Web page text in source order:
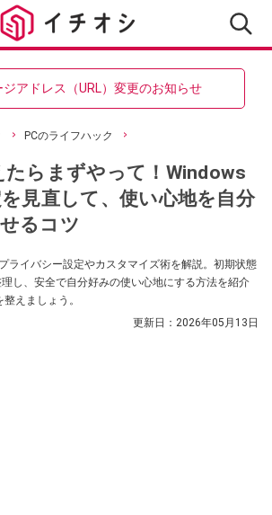
ジアドレス（URL）変更のお知らせ
PCのライフハック
たらまずやって！Windows
見直して、使い心地を自分
るコツ
ライバシー設定やカスタマイズ術を解説。初期状態
し、安全で自分好みの使い心地にする方法を紹介
えましょう。
更新日： 2026年05月13日